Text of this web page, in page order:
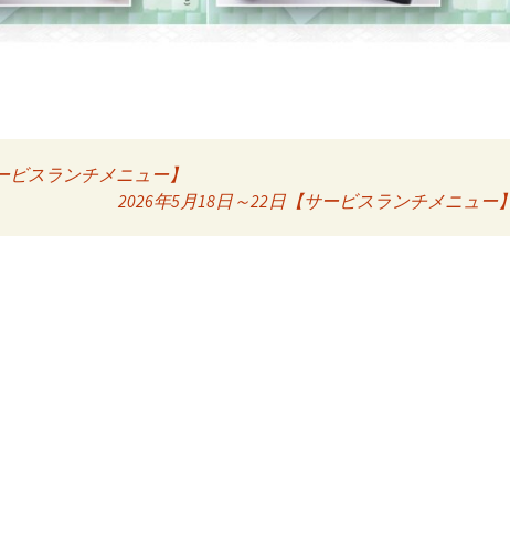
ション
ビスランチメニュー】
2026年5月18日～22日【サービスランチメニュー】